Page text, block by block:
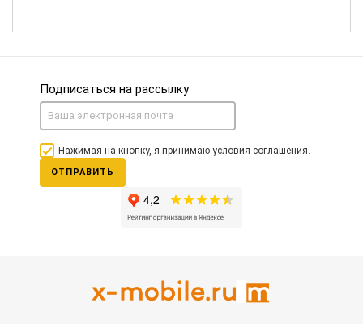
Подписаться на рассылку
Нажимая на кнопку, я принимаю условия соглашения.
ОТПРАВИТЬ